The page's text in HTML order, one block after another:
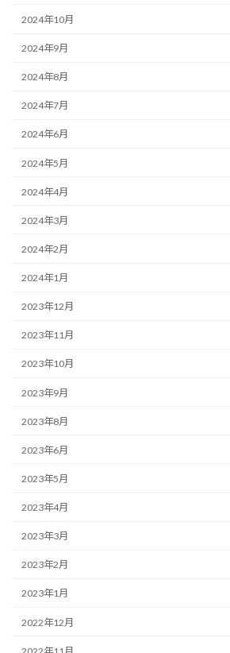
2024年10月
2024年9月
2024年8月
2024年7月
2024年6月
2024年5月
2024年4月
2024年3月
2024年2月
2024年1月
2023年12月
2023年11月
2023年10月
2023年9月
2023年8月
2023年6月
2023年5月
2023年4月
2023年3月
2023年2月
2023年1月
2022年12月